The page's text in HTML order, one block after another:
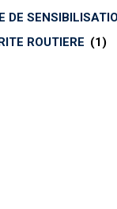
DE
ROUTIERE (1)